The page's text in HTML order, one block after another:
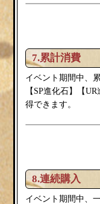
7.累計消費
イベント期間中、
【SP進化石】【
得できます。
8.連続購入
イベント期間中、